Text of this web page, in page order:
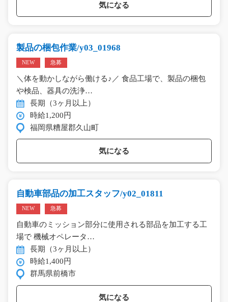
気になる
製品の梱包作業/y03_01968
NEW 急募
＼体を動かしながら働ける♪／ 食品工場で、製品の梱包
や検品、器具の洗浄…
長期（3ヶ月以上）
時給1,200円
福岡県糟屋郡久山町
気になる
自動車部品の加工スタッフ/y02_01811
NEW 急募
自動車のミッション部分に使用される部品を加工する工
場で 機械オペレータ…
長期（3ヶ月以上）
時給1,400円
群馬県前橋市
気になる